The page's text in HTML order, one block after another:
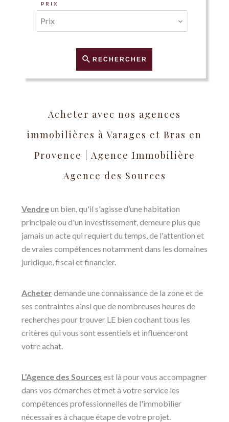
PRIX
Prix
RECHERCHER
Acheter avec nos agences
immobilières à Varages et Bras en
Provence | Agence Immobilière
Agence des Sources
Vendreun bien, qu'il s'agisse d’une habitation
principale ou d'un investissement, demeure plus que
jamais un acte qui requiert du temps, de l'attention et
de vraies compétences notamment dans les domaines
juridique, fiscal et financier.
Acheter demande une connaissance de la zone et de
ses contraintes ainsi que de nombreuses heures de
recherches pour trouver LE bien cochant tous les
critères qui vous sont essentiels et influenceront
votre achat.
L’Agence des Sources est là pour vous accompagner
dans vos démarches et met à votre service les
compétences professionnelles de l'immobilier
nécessaires à chaque étape de votre projet.